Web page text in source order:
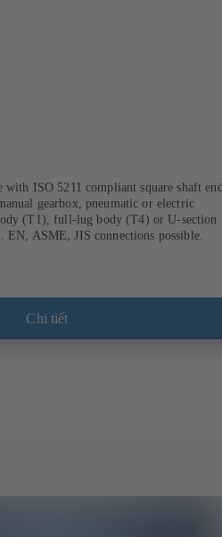
ISO 5211 compliant square shaft
gearbox, pneumatic or electric
(T1), full-lug body (T4) or U-section
EN, ASME, JIS connections possible.
Chi tiết